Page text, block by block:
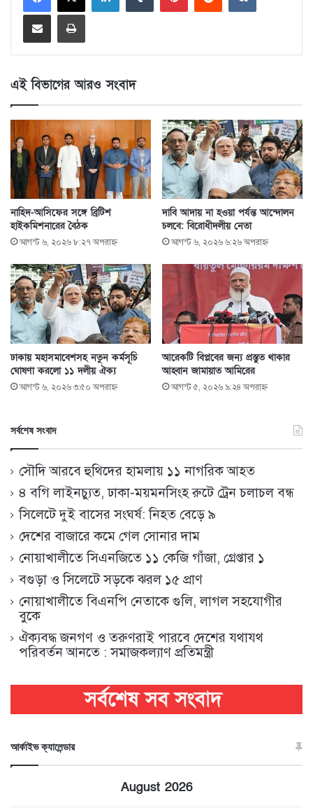
এই বিভাগের আরও সংবাদ
নাহিদ-আসিফের সঙ্গে ব্রিটিশ
হাইকমিশনারের বৈঠক
আগস্ট ৬, ২০২৬ ৮:২৭ অপরাহ্ণ
দাবি আদায় না হওয়া পর্যন্ত আন্দোলন
চলবে: বিরোধীদলীয় নেতা
আগস্ট ৬, ২০২৬ ৬:২৬ অপরাহ্ণ
ঢাকায় মহাসমাবেশসহ নতুন কর্মসূচি
ঘোষণা করলো ১১ দলীয় ঐক্য
আগস্ট ৬, ২০২৬ ৩:৫০ অপরাহ্ণ
আরেকটি বিপ্লবের জন্য প্রস্তুত থাকার
আহ্বান জামায়াত আমিরের
আগস্ট ৫, ২০২৬ ৯:২৪ অপরাহ্ণ
সর্বশেষ সংবাদ
সৌদি আরবে হুথিদের হামলায় ১১ নাগরিক আহত
৪ বগি লাইনচ্যুত, ঢাকা-ময়মনসিংহ রুটে ট্রেন চলাচল বন্ধ
সিলেটে দুই বাসের সংঘর্ষ: নিহত বেড়ে ৯
দেশের বাজারে কমে গেল সোনার দাম
নোয়াখালীতে সিএনজিতে ১১ কেজি গাঁজা, গ্রেপ্তার ১
বগুড়া ও সিলেটে সড়কে ঝরল ১৫ প্রাণ
নোয়াখালীতে বিএনপি নেতাকে গুলি, লাগল সহযোগীর
বুকে
ঐক্যবদ্ধ জনগণ ও তরুণরাই পারবে দেশের যথাযথ
পরিবর্তন আনতে : সমাজকল্যাণ প্রতিমন্ত্রী
আর্কাইভ ক্যালেন্ডার
August 2026